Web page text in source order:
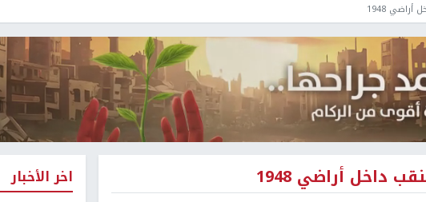
1948
داخل أراضي 1948 اخر الأخبار